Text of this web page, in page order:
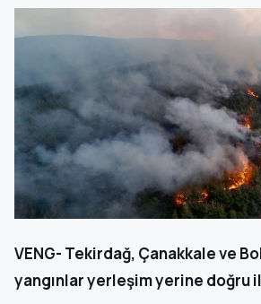
VENG- Tekirdağ, Çanakkale ve
yangınlar yerleşim yerine doğru